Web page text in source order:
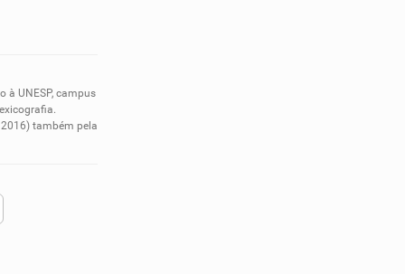
à UNESP, campus
também pela